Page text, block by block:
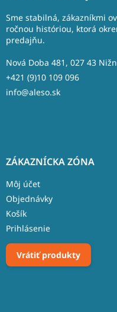
Sme stabilná, zákazníkmi
ročnou históriou, ktorá
predajňu.
Nová Doba 481, 027 43
+421 (9)10 109 096
info@aleso.sk
ZÁKAZNÍCKA ZÓNA
Môj účet
Objednávky
Košík
Prihlásenie
Vrátiť produkty